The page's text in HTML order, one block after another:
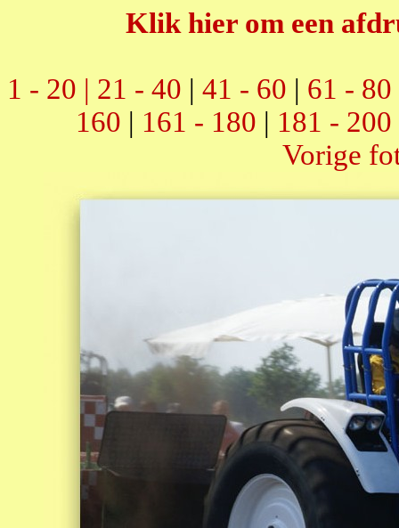
Klik hier om een
1 - 20 | 21 - 40 | 41 - 60 | 61 - 80
160 | 161 - 180 | 181 - 200
Vorige